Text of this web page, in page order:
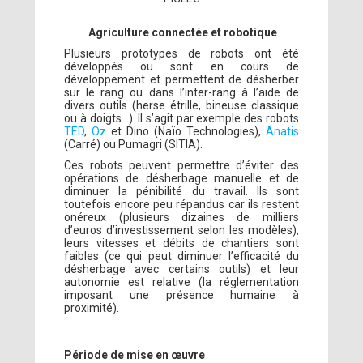
Agriculture connectée et robotique
Plusieurs prototypes de robots ont été
développés ou sont en cours de
développement et permettent de désherber
sur le rang ou dans l’inter-rang à l’aide de
divers outils (herse étrille, bineuse classique
ou à doigts…). Il s’agit par exemple des robots
TED,Ozet Dino (Naïo Technologies), Anatis
(Carré) ou Pumagri (SITIA).
Ces robots peuvent permettre d’éviter des
opérations de désherbage manuelle et de
diminuer la pénibilité du travail. Ils sont
toutefois encore peu répandus car ils restent
onéreux (plusieurs dizaines de milliers
d’euros d’investissement selon les modèles),
leurs vitesses et débits de chantiers sont
faibles (ce qui peut diminuer l’efficacité du
désherbage avec certains outils) et leur
autonomie est relative (la réglementation
imposant une présence humaine à
proximité).
Période de mise en œuvre